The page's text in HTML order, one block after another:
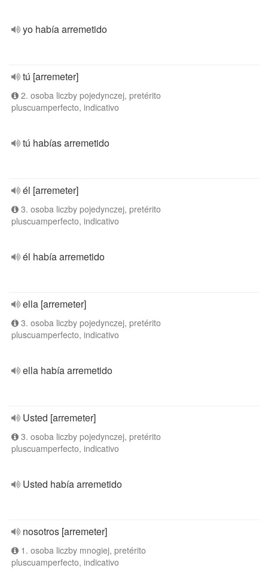
yo había arremetido
tú [arremeter]
2. osoba liczby pojedynczej, pretérito
pluscuamperfecto, indicativo
tú habías arremetido
él [arremeter]
3. osoba liczby pojedynczej, pretérito
pluscuamperfecto, indicativo
él había arremetido
ella [arremeter]
3. osoba liczby pojedynczej, pretérito
pluscuamperfecto, indicativo
ella había arremetido
Usted [arremeter]
3. osoba liczby pojedynczej, pretérito
pluscuamperfecto, indicativo
Usted había arremetido
nosotros [arremeter]
1. osoba liczby mnogiej, pretérito
pluscuamperfecto, indicativo